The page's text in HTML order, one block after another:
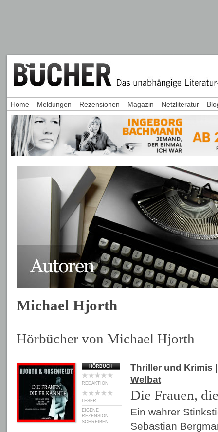
Michael Hjorth
Hörbücher von Michael Hjorth
HÖRBUCH
REDAKTION
LESER
EIGENE
REZENSION
SCHREIBEN
Thriller und Krimis
Welbat
Die Frauen,
Ein wahrer
Sebastian
Home Meldungen Rezensionen Magazin Netzliteratur